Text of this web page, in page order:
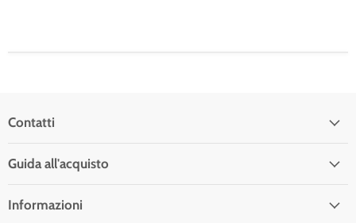
Contatti
Guida all'acquisto
Informazioni